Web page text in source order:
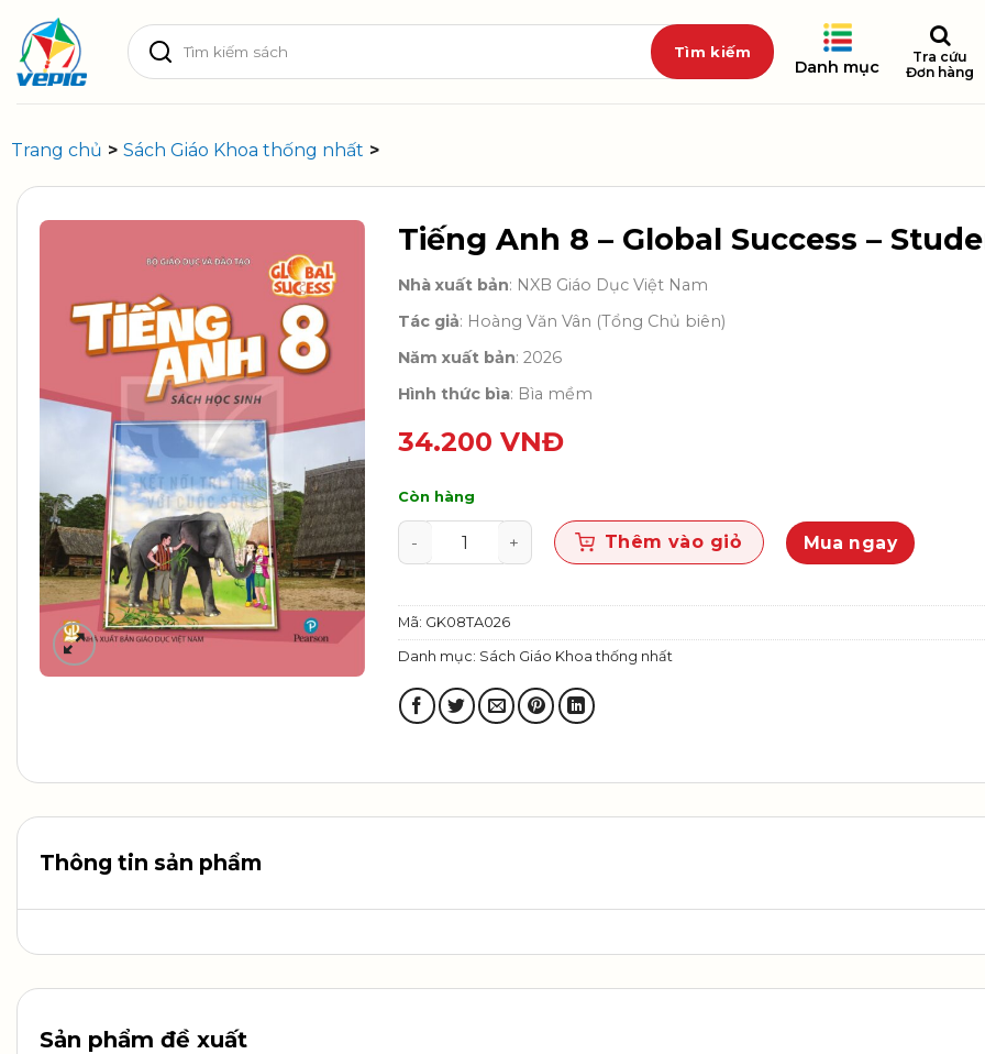
content
Tìm
kiếm:
Danh mục
Tra cứu
Đơn hàng
Trang chủ > Sách Giáo Khoa thống nhất >
Tiếng Anh 8 – Global Success –
Nhà xuất bản: NXB Giáo Dục Việt Nam
Tác giả: Hoàng Văn Vân (Tổng Chủ biên)
Năm xuất bản: 2026
Hình thức bìa: Bìa mềm
34.200 VNĐ
Còn hàng
Tiếng Anh 8 – Global Success - Student book (Bộ SGK thống
Thêm vào giỏ Mua ngay
Mã: GK08TA026
Danh mục: Sách Giáo Khoa thống nhất
Thông tin sản phẩm
Sản phẩm đề xuất